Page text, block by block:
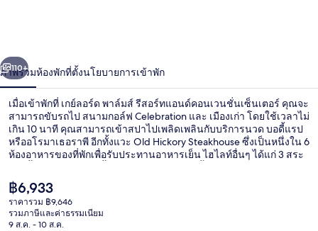
รีสอร์ท
แอนด์
คอน
เวน
ชั่น
เซ็นเตอร์
า
ถัดไป
110+
ภาพรวมห้องพักที่ตั้งนโยบายการเข้าพัก
เมื่อเข้าพักที่ เกย์ลอร์ด พาล์มส์ รีสอร์ทแอนด์คอนเวนชั่นเซ็นเตอร์ คุณจะ
สามารถขับรถไป สนามกอล์ฟ Celebration และ เมืองเก่า โดยใช้เวลาไม่
เกิน 10 นาที คุณสามารถเข้าสปาไปเพลิดเพลินกับบริการนวด บอดี้แรป
หรืออโรมาเธอราพี อีกทั้งแวะ Old Hickory Steakhouse ซึ่งเป็นหนึ่งใน 6
ห้องอาหารของที่พักเพื่อรับประทานอาหารเย็น ไฮไลท์อื่นๆ ได้แก่ 3 สระ
ให้สระว่ายน้ำและพนักงาน
ราคา
ปัจจุบัน
฿6,933
฿6,933
ราคารวม ฿9,646
รวมภาษีและค่าธรรมเนียม
9 ส.ค. - 10 ส.ค.